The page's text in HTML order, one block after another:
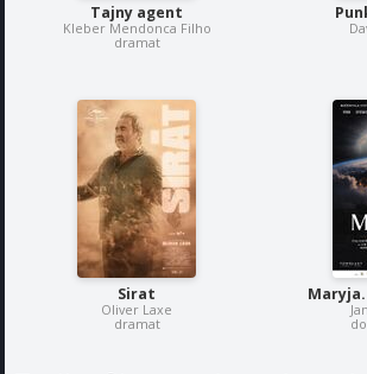
Tajny agent
Kleber Mendonca Filho
dramat
Sirat
Oliver Laxe
dramat